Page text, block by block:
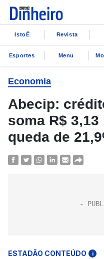
IstoÉ Revista
Esportes Menu
Economia
Abecip:
soma R$
queda de
ESTADÃO CONTEÚDO i